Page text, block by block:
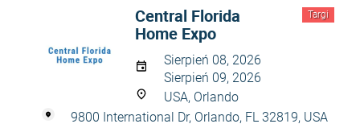
Targi
Central Florida
Home Expo
Sierpień 08, 2026
Sierpień 09, 2026
USA, Orlando
9800 International Dr, Orlando, FL 32819, USA